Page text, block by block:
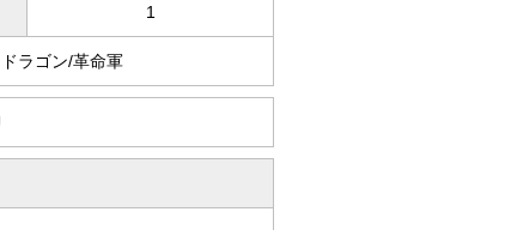
1
ラゴン/革命軍